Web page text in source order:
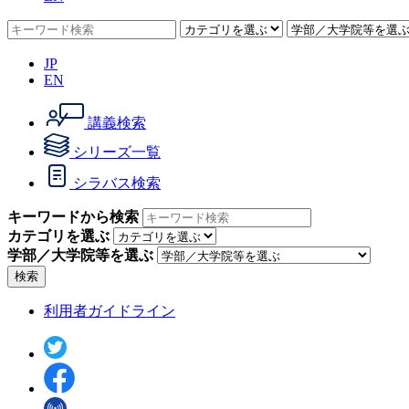
JP
EN
講義検索
シリーズ一覧
シラバス検索
キーワードから検索
カテゴリを選ぶ
学部／大学院等を選ぶ
検索
利用者ガイドライン